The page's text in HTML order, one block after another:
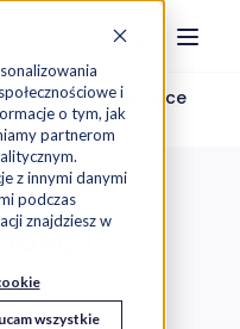
i
o tym, jak
partnerom
z innymi danymi
podczas
znajdziesz w
wszystkie
Szukaj na stronie
Skontaktuj
Audyt E-commerce
–
i